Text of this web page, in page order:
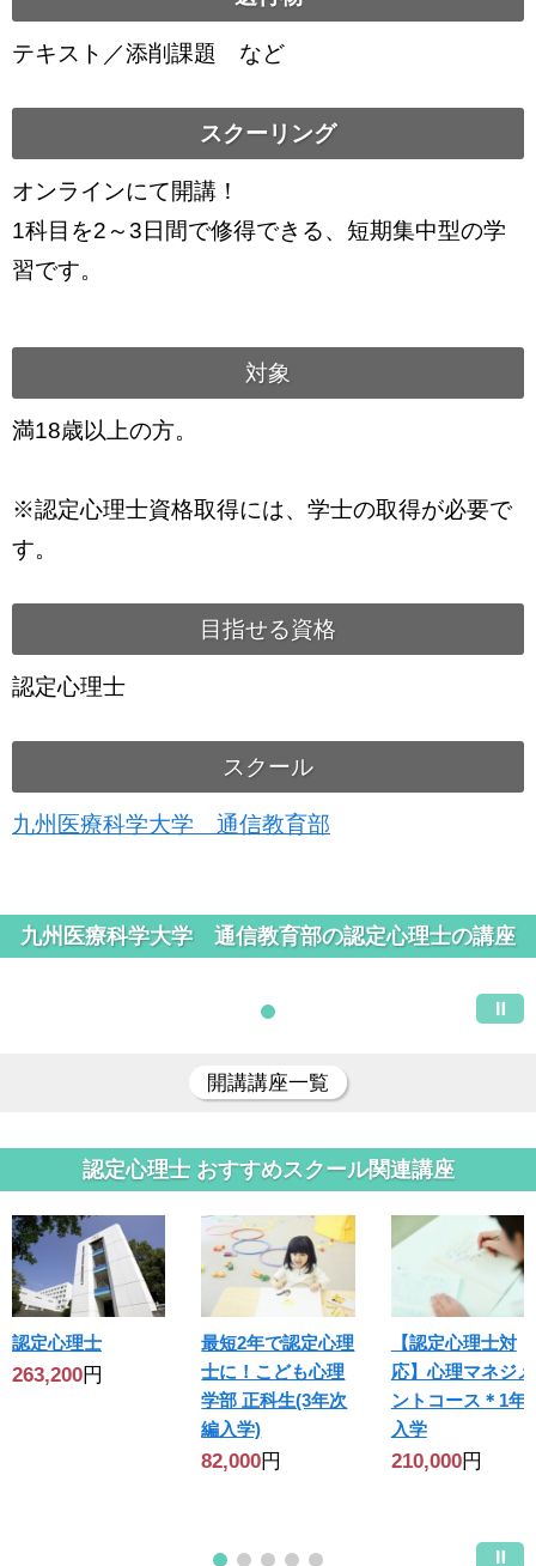
テキスト／添削課題 など
スクーリング
オンラインにて開講！
1科目を2～3日間で修得できる、短期集中型の学
習です。
対象
満18歳以上の方。
※認定心理士資格取得には、学士の取得が必要で
す。
目指せる資格
認定心理士
スクール
九州医療科学大学 通信教育部
九州医療科学大学 通信教育部の認定心理士の講座
開講講座一覧
認定心理士 おすすめスクール関連講座
認定心理士
263,200円
最短2年で認定心理
士に！こども心理
学部 正科生(3年次
編入学)
82,000円
【認定心理士対
応】心理マネジメ
ントコース＊1年
入学
210,000円